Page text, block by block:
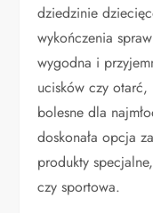
dziedzinie
wykończenia
wygodna i
ucisków czy
bolesne dla
doskonała opcja
produkty
czy sportowa.